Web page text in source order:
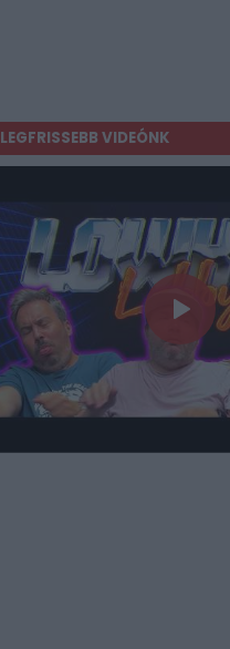
LEGFRISSEBB VIDEÓNK